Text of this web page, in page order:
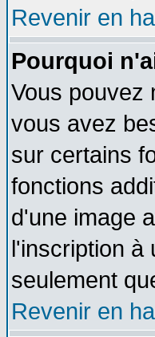
Revenir en
Pourquoi
Vous pouvez
vous avez
sur certains
fonctions
d'une image
l'inscription à
seulement
Revenir en